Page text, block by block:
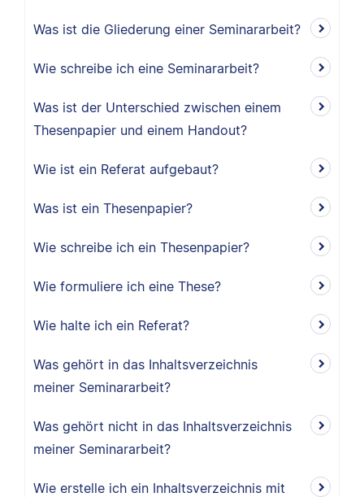
Was ist die Gliederung einer Seminararbeit?
Wie schreibe ich eine Seminararbeit?
Was ist der Unterschied zwischen einem
Thesenpapier und einem Handout?
Wie ist ein Referat aufgebaut?
Was ist ein Thesenpapier?
Wie schreibe ich ein Thesenpapier?
Wie formuliere ich eine These?
Wie halte ich ein Referat?
Was gehört in das Inhaltsverzeichnis
meiner Seminararbeit?
Was gehört nicht in das Inhaltsverzeichnis
meiner Seminararbeit?
Wie erstelle ich ein Inhaltsverzeichnis mit